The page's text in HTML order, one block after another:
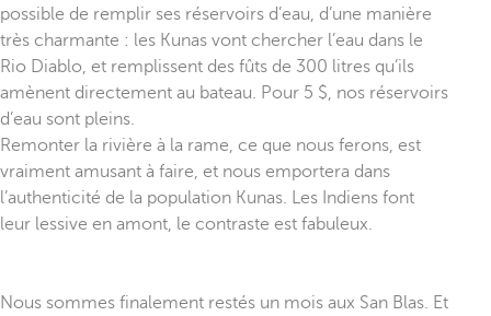
possible de remplir ses réservoirs d’eau, d’une manière
très charmante : les Kunas vont chercher l’eau dans le
Rio Diablo, et remplissent des fûts de 300 litres qu’ils
amènent directement au bateau. Pour 5 $, nos réservoirs
d’eau sont pleins.
Remonter la rivière à la rame, ce que nous ferons, est
vraiment amusant à faire, et nous emportera dans
l’authenticité de la population Kunas. Les Indiens font
leur lessive en amont, le contraste est fabuleux.
Nous sommes finalement restés un mois aux San Blas. Et